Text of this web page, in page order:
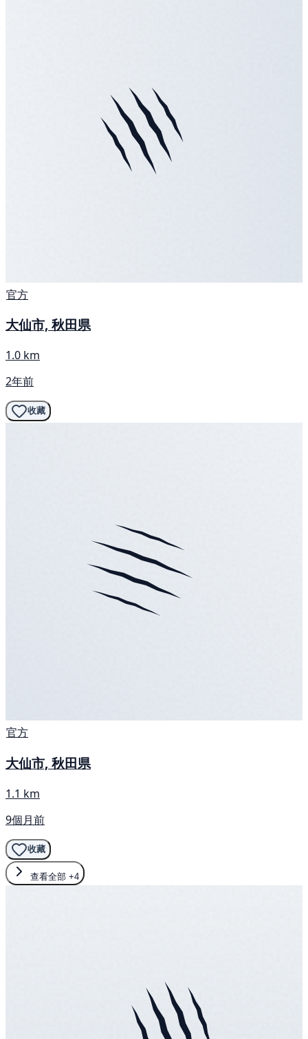
官方
大仙市, 秋田県
1.0 km
2年前
收藏
官方
大仙市, 秋田県
1.1 km
9個月前
收藏
查看全部 +4